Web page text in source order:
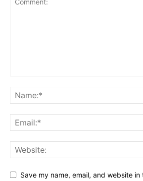
Save my name, email, and website